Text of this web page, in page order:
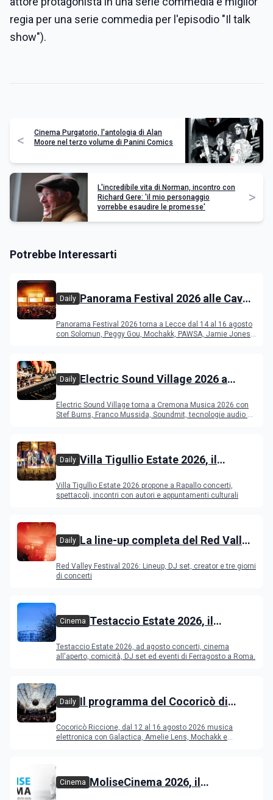
regia per una serie commedia per l'episodio "Il talk
show").
<
Cinema Purgatorio, l'antologia di Alan
Moore nel terzo volume di Panini Comics
L'incredibile vita di Norman, incontro con
Richard Gere: 'il mio personaggio
vorrebbe esaudire le promesse'
>
Potrebbe Interessarti
Daily Panorama Festival 2026 alle Cave
programma
Panorama Festival 2026 torna a Lecce dal 14 al 16 agosto
con Solomun, Peggy Gou, Mochakk, PAWSA, Jamie Jones
Daily Electric Sound Village 2026 a
Young Band Contest, il programma
Electric Sound Village torna a Cremona Musica 2026 con
Stef Burns, Franco Mussida, Soundmit, tecnologie audio e
Daily Villa Tigullio Estate 2026, il
Villa Tigullio Estate 2026 propone a Rapallo concerti,
spettacoli, incontri con autori e appuntamenti culturali
Daily La line-up completa del Red Valley
Red Valley Festival 2026: Lineup, DJ set, creator e tre giorni
di concerti
Cinema Testaccio Estate 2026, il
Ferragosto
Testaccio Estate 2026, ad agosto concerti, cinema
all'aperto, comicità, DJ set ed eventi di Ferragosto a Roma.
Daily Il programma del Cocoricò di
Cocoricò Riccione, dal 12 al 16 agosto 2026 musica
elettronica con Galactica, Amelie Lens, Mochakk e
Cinema MoliseCinema 2026, il